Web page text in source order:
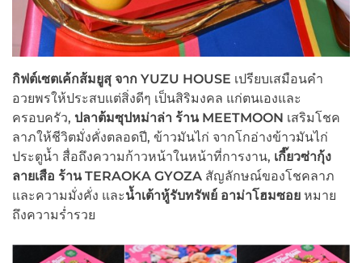
กิฟต์เซตเค้กส้มยูสุ จาก YUZU HOUSE เปรียบเสมือนคำ
อวยพรให้ประสบแต่สิ่งดีๆ เป็นสิริมงคล แก่ตนเองและ
ครอบครัว, ปลาต้มซุปหม่าล่า ร้าน MEETMOON เสริมโชค
ลาภให้ชีวิตมั่งคั่งตลอดปี, ข้าวมันไก่ จากโกอ่างข้าวมันไก่
ประตูน้ำ สื่อถึงความก้าวหน้าในหน้าที่การงาน, เกี๊ยวซ่ากุ้ง
ลายเสือ ร้าน TERAOKA GYOZA สัญลักษณ์ของโชคลาภ
และความมั่งคั่ง และน้ำเต้าหู้รับทรัพย์ อาม่าโฮมซอย หมาย
ถึงความร่ำรวย